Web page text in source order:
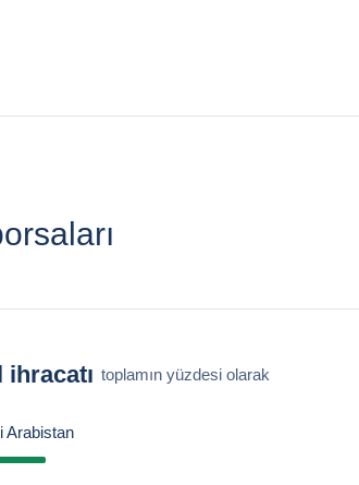
ihracatı toplamın yüzdesi olarak
Arabistan